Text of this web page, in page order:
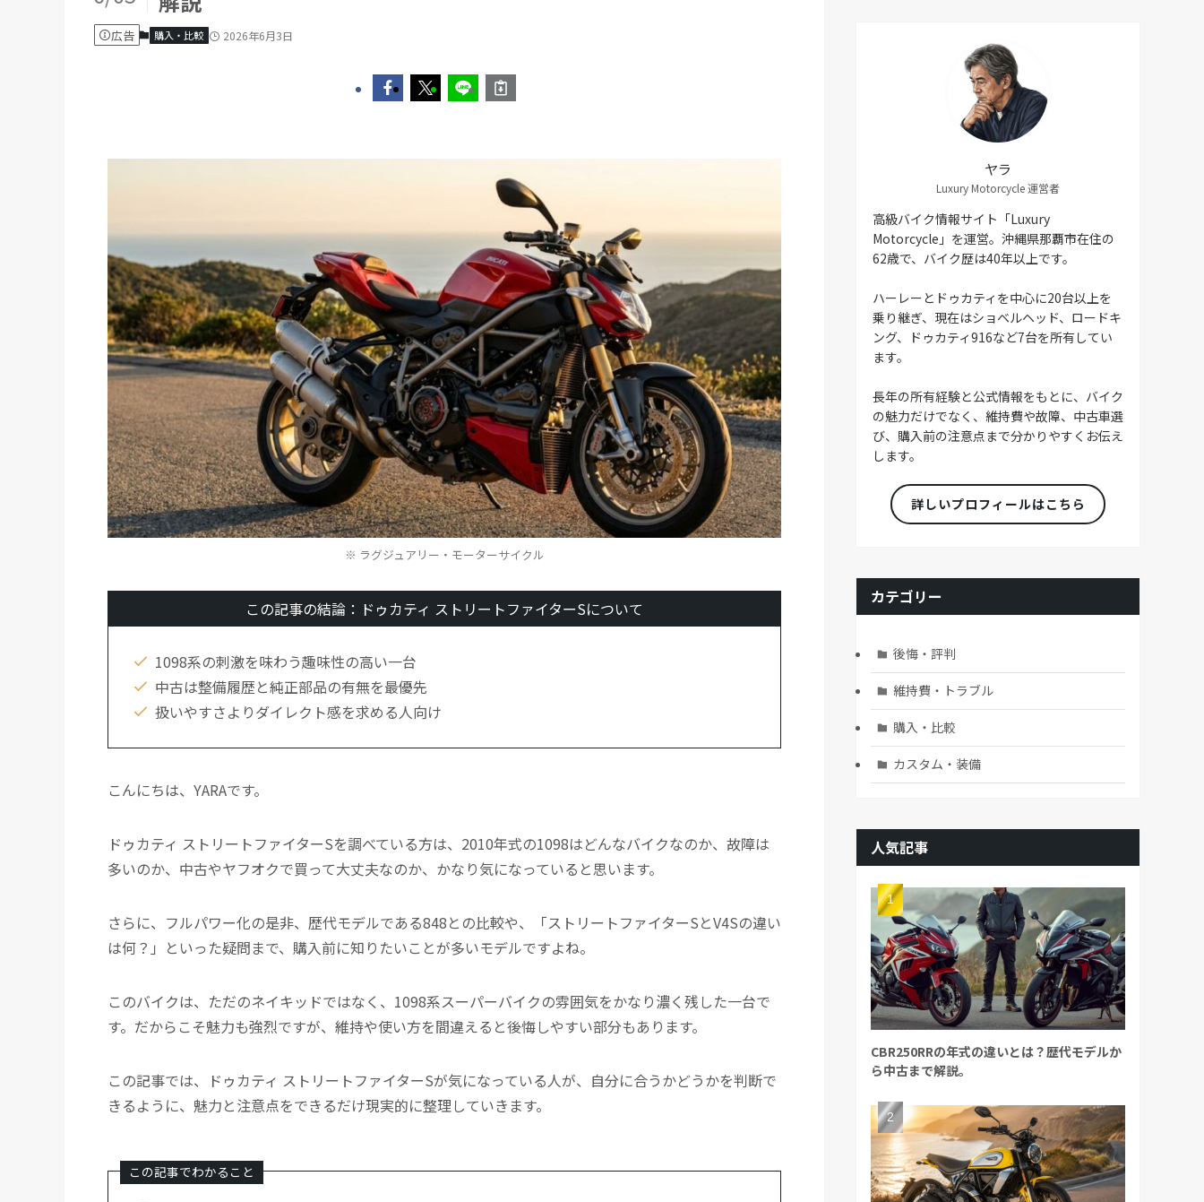
広告 購入・比較 2026年6月3日
※ ラグジュアリー・モーターサイクル
この記事の結論：ドゥカティ ストリートファイターSについて
1098系の刺激を味わう趣味性の高い一台
中古は整備履歴と純正部品の有無を最優先
扱いやすさよりダイレクト感を求める人向け
こんにちは、YARAです。
ドゥカティ ストリートファイターSを調べている方は、2010年式の1098はどんなバイクなのか、故障は
多いのか、中古やヤフオクで買って大丈夫なのか、かなり気になっていると思います。
さらに、フルパワー化の是非、歴代モデルである848との比較や、「ストリートファイターSとV4Sの違い
は何？」といった疑問まで、購入前に知りたいことが多いモデルですよね。
このバイクは、ただのネイキッドではなく、1098系スーパーバイクの雰囲気をかなり濃く残した一台で
す。だからこそ魅力も強烈ですが、維持や使い方を間違えると後悔しやすい部分もあります。
この記事では、ドゥカティ ストリートファイターSが気になっている人が、自分に合うかどうかを判断で
きるように、魅力と注意点をできるだけ現実的に整理していきます。
この記事でわかること
ヤラ
Luxury Motorcycle 運営者
高級バイク情報サイト「Luxury
Motorcycle」を運営。沖縄県那覇市在住の
62歳で、バイク歴は40年以上です。
ハーレーとドゥカティを中心に20台以上を
乗り継ぎ、現在はショベルヘッド、ロードキ
ング、ドゥカティ916など7台を所有してい
ます。
長年の所有経験と公式情報をもとに、バイク
の魅力だけでなく、維持費や故障、中古車選
び、購入前の注意点まで分かりやすくお伝え
します。
詳しいプロフィールはこちら
カテゴリー
後悔・評判
維持費・トラブル
購入・比較
カスタム・装備
人気記事
CBR250RRの年式の違いとは？歴代モデルか
ら中古まで解説。